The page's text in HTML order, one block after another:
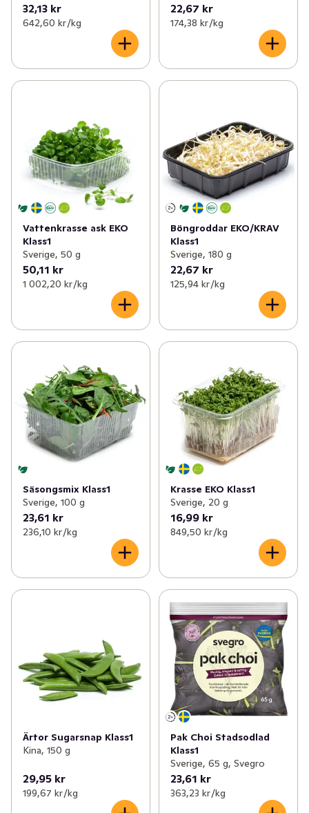
32,13 kr
642,60 kr /kg
22,67 kr
174,38 kr /kg
Vattenkrasse ask EKO
Klass1
Sverige, 50 g
50,11 kr
1 002,20 kr /kg
Böngroddar EKO/KRAV
Klass1
Sverige, 180 g
22,67 kr
125,94 kr /kg
Säsongsmix Klass1
Sverige, 100 g
23,61 kr
236,10 kr /kg
Krasse EKO Klass1
Sverige, 20 g
16,99 kr
849,50 kr /kg
Ärtor Sugarsnap Klass1
Kina, 150 g
29,95 kr
199,67 kr /kg
Pak Choi Stadsodlad
Klass1
Sverige, 65 g, Svegro
23,61 kr
363,23 kr /kg